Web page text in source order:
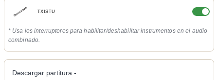
TXISTU
* Usa los interruptores para habilitar/deshabilitar instrumentos en el audio
combinado.
Descargar partitura -